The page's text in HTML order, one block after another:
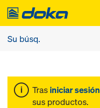
Tras iniciar sesión
sus productos.